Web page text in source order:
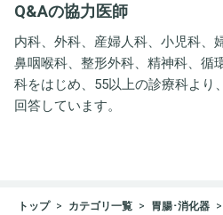
Q&Aの協力医師
内科、外科、産婦人科、小児科、
鼻咽喉科、整形外科、精神科、循
科をはじめ、55以上の診療科より
回答しています。
トップ カテゴリ一覧 胃腸･消化器